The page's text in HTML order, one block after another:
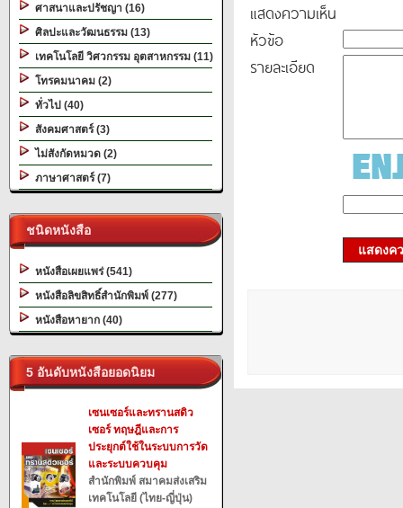
ศาสนาและปรัชญา (16)
ศิลปะและวัฒนธรรม (13)
เทคโนโลยี วิศวกรรม อุตสาหกรรม (11)
โทรคมนาคม (2)
ทั่วไป (40)
สังคมศาสตร์ (3)
ไม่สังกัดหมวด (2)
ภาษาศาสตร์ (7)
ชนิดหนังสือ
หนังสือเผยแพร่ (541)
หนังสือลิขสิทธิ์สำนักพิมพ์ (277)
หนังสือหายาก (40)
5 อันดับหนังสือยอดนิยม
เซนเซอร์และทรานสดิว
เซอร์ ทฤษฎีและการ
ประยุกต์ใช้ในระบบการวัด
และระบบควบคุม
สำนักพิมพ์ สมาคมส่งเสริม
เทคโนโลยี (ไทย-ญี่ปุ่น)
แสดงความเห็น
หัวข้อ
รายละเอียด
แสดงค